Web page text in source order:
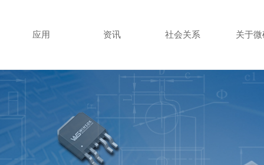
应用 资讯 社会关系 关于